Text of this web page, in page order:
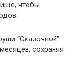
чтобы
“Сказочной”
сохраняя